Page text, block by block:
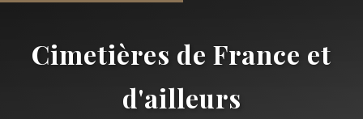
Cimetières de France et
d'ailleurs